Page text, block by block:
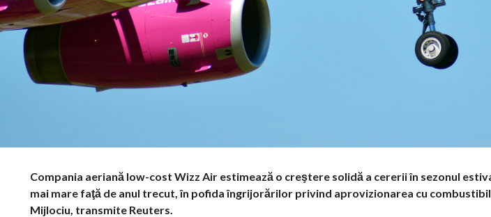
Compania aeriană low-cost Wizz Air estimează o creştere solidă a cererii în sezonul
mai mare faţă de anul trecut, în pofida îngrijorărilor privind aprovizionarea cu
Mijlociu, transmite Reuters.